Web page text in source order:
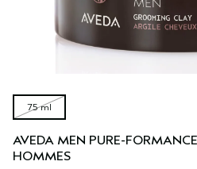
75 ml
AVEDA MEN PURE-
HOMMES